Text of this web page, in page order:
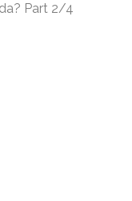
Part 2/4